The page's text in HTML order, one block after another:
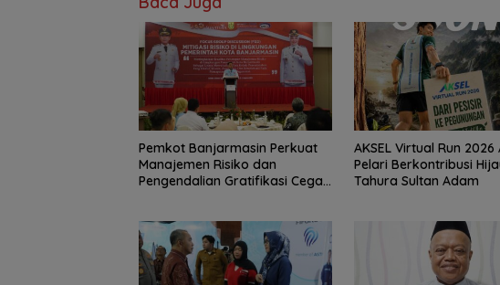
Pemkot Banjarmasin Perkuat
Manajemen Risiko dan
Pengendalian Gratifikasi Cegah
AKSEL Virtual Run 2026
Pelari Berkontribusi
Tahura Sultan Adam